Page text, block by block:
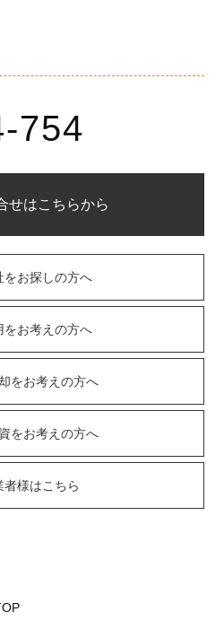
754
せはこちらから
をお探しの方へ
をお考えの方へ
をお考えの方へ
をお考えの方へ
者様はこちら